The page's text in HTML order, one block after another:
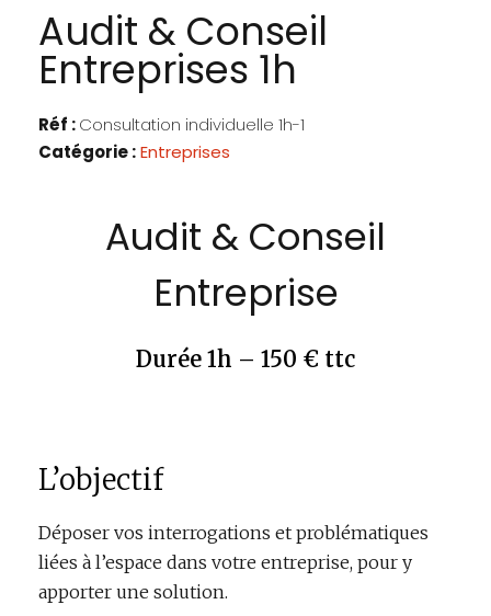
Audit & Conseil
Entreprises 1h
Réf :Consultation individuelle 1h-1
Catégorie :Entreprises
Audit & Conseil
Entreprise
Durée 1h – 150 € ttc
L’objectif
Déposer vos interrogations et problématiques
liées à l’espace dans votre entreprise, pour y
apporter une solution.